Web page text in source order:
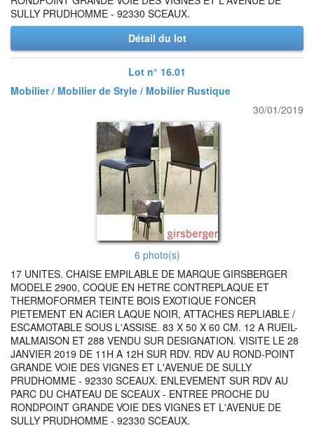
SULLY PRUDHOMME - 92330 SCEAUX.
Détail du lot
Lot n° 16.01
Mobilier / Mobilier de Style / Mobilier Rustique
30/01/2019
6 photo(s)
17 UNITES. CHAISE EMPILABLE DE MARQUE GIRSBERGER
MODELE 2900, COQUE EN HETRE CONTREPLAQUE ET
THERMOFORMER TEINTE BOIS EXOTIQUE FONCER
PIETEMENT EN ACIER LAQUE NOIR, ATTACHES REPLIABLE /
ESCAMOTABLE SOUS L'ASSISE. 83 X 50 X 60 CM. 12 A RUEIL-
MALMAISON ET 288 VENDU SUR DESIGNATION. VISITE LE 28
JANVIER 2019 DE 11H A 12H SUR RDV. RDV AU ROND-POINT
GRANDE VOIE DES VIGNES ET L'AVENUE DE SULLY
PRUDHOMME - 92330 SCEAUX. ENLEVEMENT SUR RDV AU
PARC DU CHATEAU DE SCEAUX - ENTREE PROCHE DU
RONDPOINT GRANDE VOIE DES VIGNES ET L'AVENUE DE
SULLY PRUDHOMME - 92330 SCEAUX.